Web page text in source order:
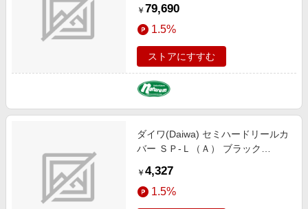
￥ 79,690
1.5%
ストアにすすむ
ダイワ(Daiwa) セミハードリールカ
バー ＳＰ-Ｌ（Ａ） ブラック
￥ 4,327
1.5%